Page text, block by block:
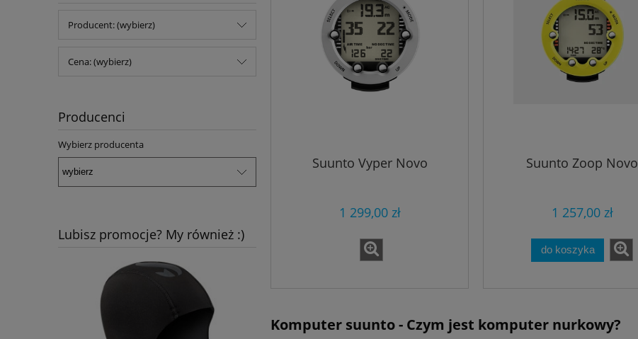
Producent: (wybierz)
Cena: (wybierz)
Producenci
Wybierz producenta
Lubisz promocje? My również :)
Suunto Vyper Novo
1 299,00 zł
Suunto Zoop Novo
1 257,00 zł
do koszyka
Komputer suunto - Czym jest komputer nurkowy?